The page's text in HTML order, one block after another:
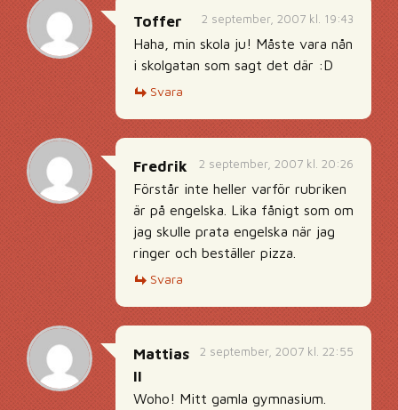
2 september, 2007 kl. 19:43
Toffer
Haha, min skola ju! Måste vara nån
i skolgatan som sagt det där :D
Svara
2 september, 2007 kl. 20:26
Fredrik
Förstår inte heller varför rubriken
är på engelska. Lika fånigt som om
jag skulle prata engelska när jag
ringer och beställer pizza.
Svara
2 september, 2007 kl. 22:55
Mattias
II
Woho! Mitt gamla gymnasium.